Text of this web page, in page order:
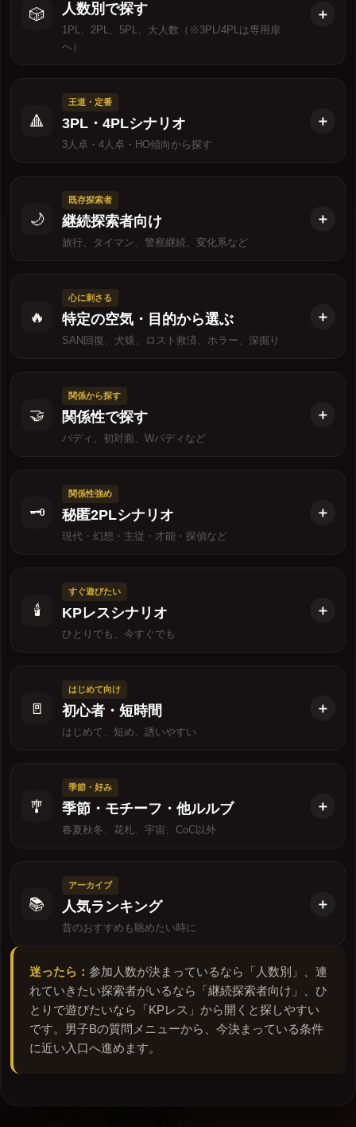
🎲 人数別で探す
1PL、2PL、5PL、大人数（※3PL/4PLは専用扉
へ）
🔺
王道・定番
3PL・4PLシナリオ
3人卓・4人卓・HO傾向から探す
🌙
既存探索者
継続探索者向け
旅行、タイマン、警察継続、変化系など
🔥
心に刺さる
特定の空気・目的から選ぶ
SAN回復、犬猿、ロスト救済、ホラー、深掘り
🤝
関係から探す
関係性で探す
バディ、初対面、Wバディなど
🗝️
関係性強め
秘匿2PLシナリオ
現代・幻想・主従・才能・探偵など
🕯️
すぐ遊びたい
KPレスシナリオ
ひとりでも、今すぐでも
🚪
はじめて向け
初心者・短時間
はじめて、短め、誘いやすい
🎐
季節・好み
季節・モチーフ・他ルルブ
春夏秋冬、花札、宇宙、CoC以外
📚
アーカイブ
人気ランキング
昔のおすすめも眺めたい時に
迷ったら： 参加人数が決まっているなら「人数別」、連
れていきたい探索者がいるなら「継続探索者向け」、ひ
とりで遊びたいなら「KPレス」から開くと探しやすい
です。男子Bの質問メニューから、今決まっている条件
に近い入口へ進めます。